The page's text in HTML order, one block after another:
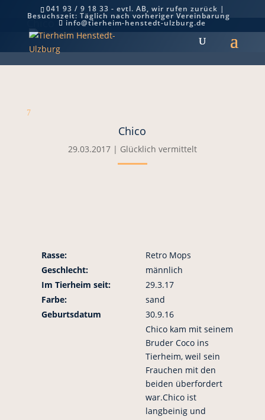
041 93 / 9 18 33 - evtl. AB, wir rufen zurück |
Besuchszeit: Täglich nach vorheriger Vereinbarung
info@tierheim-henstedt-ulzburg.de
Chico
7
Chico
29.03.2017| Glücklich vermittelt
Rasse:
Retro Mops
Geschlecht:
männlich
Im Tierheim seit:
29.3.17
Farbe:
sand
Geburtsdatum
30.9.16
Chico kam mit seinem
Bruder Coco ins
Tierheim, weil sein
Frauchen mit den
beiden überfordert
war.Chico ist
langbeinig und